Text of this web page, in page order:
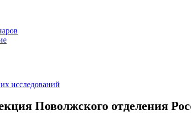
исследований
Поволжского отделения